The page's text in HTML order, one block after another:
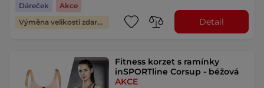
Dáreček
Akce
Výměna velikosti zdarma
Detail
Fitness korzet s ramínky
inSPORTline Corsup - béžová
AKCE